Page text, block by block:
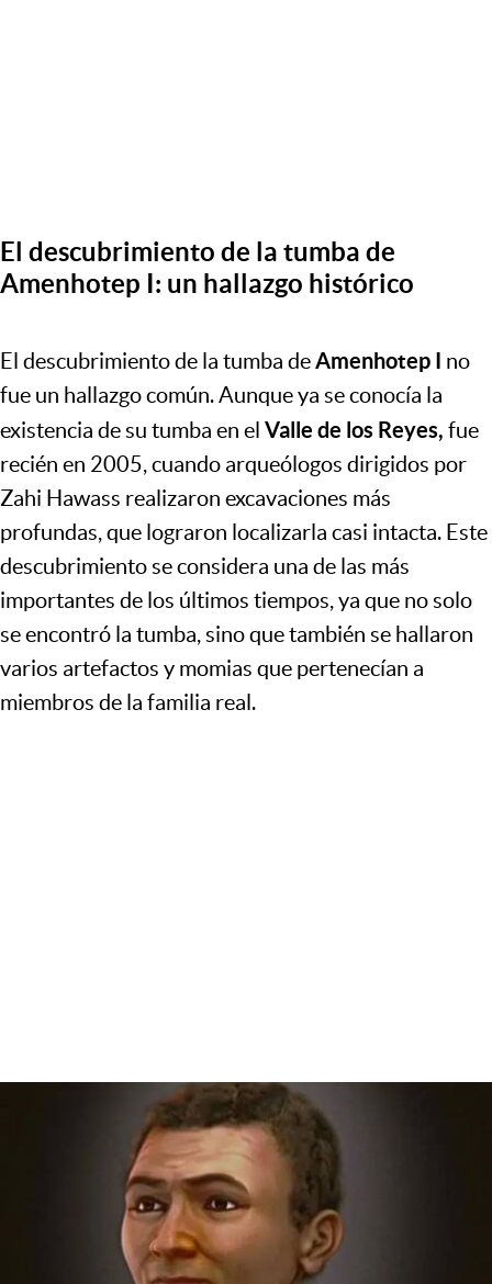
El descubrimiento de la tumba de
Amenhotep I: un hallazgo histórico
El descubrimiento de la tumba deAmenhotep I no
fue un hallazgo común. Aunque ya se conocía la
existencia de su tumba en el Valle de los Reyes, fue
recién en 2005, cuando arqueólogos dirigidos por
Zahi Hawass realizaron excavaciones más
profundas, que lograron localizarla casi intacta. Este
descubrimiento se considera una de las más
importantes de los últimos tiempos, ya que no solo
se encontró la tumba, sino que también se hallaron
varios artefactos y momias que pertenecían a
miembros de la familia real.